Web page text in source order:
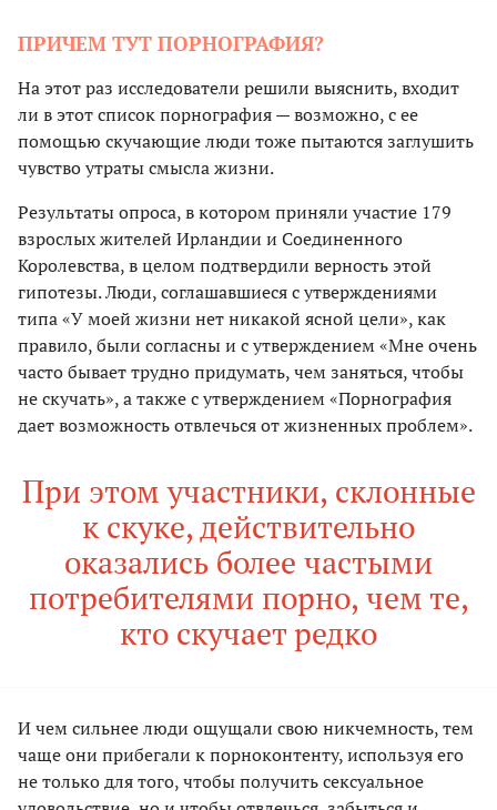
ПРИЧЕМ ТУТ ПОРНОГРАФИЯ?
На этот раз исследователи решили выяснить, входит
ли в этот список порнография — возможно, с ее
помощью скучающие люди тоже пытаются заглушить
чувство утраты смысла жизни.
Результаты опроса, в котором приняли участие 179
взрослых жителей Ирландии и Соединенного
Королевства, в целом подтвердили верность этой
гипотезы. Люди, соглашавшиеся с утверждениями
типа «У моей жизни нет никакой ясной цели», как
правило, были согласны и с утверждением «Мне очень
часто бывает трудно придумать, чем заняться, чтобы
не скучать», а также с утверждением «Порнография
дает возможность отвлечься от жизненных проблем».
При этом участники, склонные
к скуке, действительно
оказались более частыми
потребителями порно, чем те,
кто скучает редко
И чем сильнее люди ощущали свою никчемность, тем
чаще они прибегали к порноконтенту, используя его
не только для того, чтобы получить сексуальное